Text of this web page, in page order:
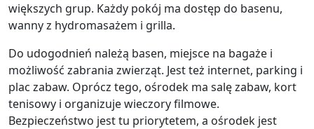
większych grup. Każdy pokój ma dostęp do basenu,
wanny z hydromasażem i grilla.
Do udogodnień należą basen, miejsce na bagaże i
możliwość zabrania zwierząt. Jest też internet, parking i
plac zabaw. Oprócz tego, ośrodek ma salę zabaw, kort
tenisowy i organizuje wieczory filmowe.
Bezpieczeństwo jest tu priorytetem, a ośrodek jest